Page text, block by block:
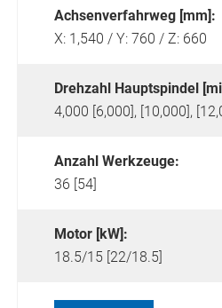
Achsenverfahrweg [mm]:
X: 1,540 / Y: 760 / Z: 660
Drehzahl Hauptspindel
4,000 [6,000], [10,000],
Anzahl Werkzeuge:
36 [54]
Motor [kW]:
18.5/15 [22/18.5]